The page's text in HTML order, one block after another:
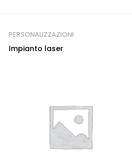
PERSONALIZZAZIONI
Impianto laser